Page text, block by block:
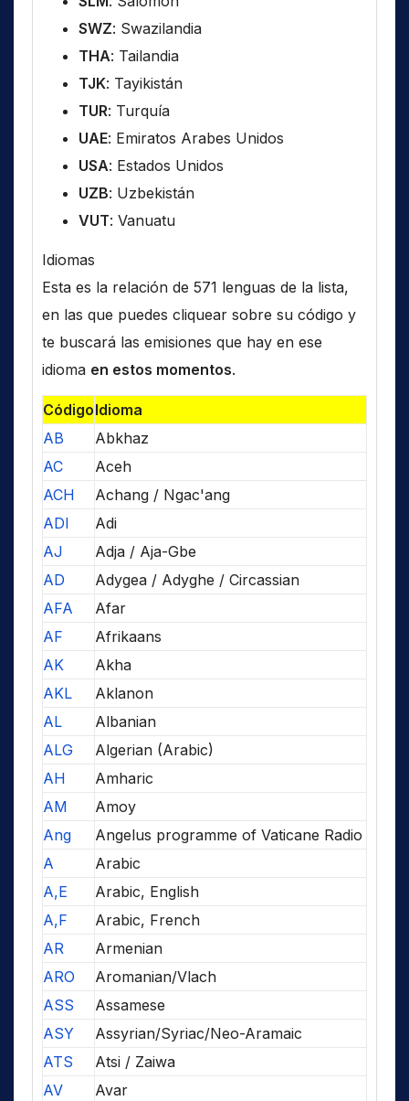
SWZ: Swazilandia
THA: Tailandia
TJK: Tayikistán
TUR: Turquía
UAE: Emiratos Arabes Unidos
USA: Estados Unidos
UZB: Uzbekistán
VUT: Vanuatu
Idiomas
Esta es la relación de 571 lenguas de la lista,
en las que puedes cliquear sobre su código y
te buscará las emisiones que hay en ese
idioma en estos momentos.
CódigoIdioma
AB
Abkhaz
AC
Aceh
ACH
Achang / Ngac'ang
ADI
Adi
AJ
Adja / Aja-Gbe
AD
Adygea / Adyghe / Circassian
AFA
Afar
AF
Afrikaans
AK
Akha
AKL
Aklanon
AL
Albanian
ALG
Algerian (Arabic)
AH
Amharic
AM
Amoy
Ang
Angelus programme of Vaticane Radio
A
Arabic
A,E
Arabic, English
A,F
Arabic, French
AR
Armenian
ARO
Aromanian/Vlach
ASS
Assamese
ASY
Assyrian/Syriac/Neo-Aramaic
ATS
Atsi / Zaiwa
AV
Avar